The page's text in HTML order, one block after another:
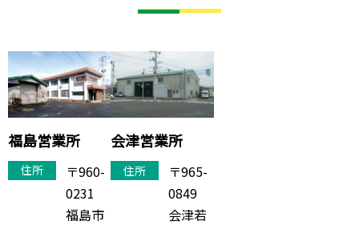
福島営業所
住所
〒960-
0231
福島市
会津営業所
住所
〒965-
0849
会津若